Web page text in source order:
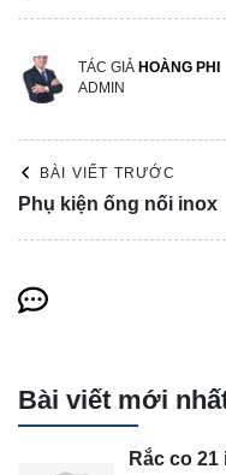
TÁC GIẢ HOÀNG PHI
ADMIN
BÀI VIẾT TRƯỚC
Phụ kiện ống nối inox
Bài viết mới
Rắc co